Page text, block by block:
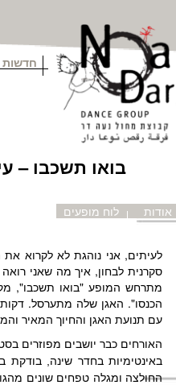
חדשות
בואו תשכבו –
אודות לוח מופעים
לעיתים, אני נוהגת לא לקרוא
סקרנית לבחון, איך מה שאני
מתרחש המופע "בואו תשכבו",
הכנסו". האגן שלה מתערסל.
עם תנועת האגן והחיוך המאיר
האורחים כבר יושבים מפוזרים
באינטימיות בחדר שינה,
החולצה ומגלה טפחים שונים